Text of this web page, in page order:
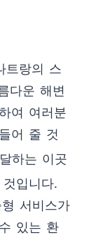
트랑의 스
다운 해변
여 여러분
어 줄 것
하는 이곳
입니다.
서비스가
있는 환